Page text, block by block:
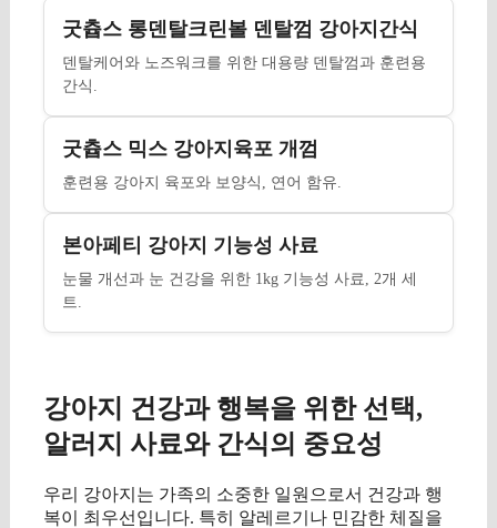
굿츕스 롱덴탈크린볼 덴탈껌 강아지간식
덴탈케어와 노즈워크를 위한 대용량 덴탈껌과 훈련용
간식.
굿츕스 믹스 강아지육포 개껌
훈련용 강아지 육포와 보양식, 연어 함유.
본아페티 강아지 기능성 사료
눈물 개선과 눈 건강을 위한 1kg 기능성 사료, 2개 세
트.
강아지 건강과 행복을 위한 선택,
알러지 사료와 간식의 중요성
우리 강아지는 가족의 소중한 일원으로서 건강과 행
복이 최우선입니다. 특히 알레르기나 민감한 체질을